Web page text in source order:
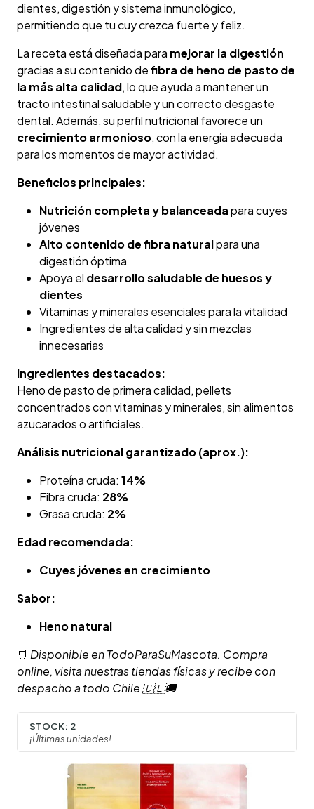
dientes, digestión y sistema inmunológico,
permitiendo que tu cuy crezca fuerte y feliz.
La receta está diseñada para mejorar la digestión
gracias a su contenido defibra de heno de pasto de
la más alta calidad, lo que ayuda a mantener un
tracto intestinal saludable y un correcto desgaste
dental. Además, su perfil nutricional favorece un
crecimiento armonioso, con la energía adecuada
para los momentos de mayor actividad.
Beneficios principales:
Nutrición completa y balanceadapara cuyes
jóvenes
Alto contenido de fibra naturalpara una
digestión óptima
Apoya el desarrollo saludable de huesos y
dientes
Vitaminas y minerales esenciales para la vitalidad
Ingredientes de alta calidad y sin mezclas
innecesarias
Ingredientes destacados:
Heno de pasto de primera calidad, pellets
concentrados con vitaminas y minerales, sin alimentos
azucarados o artificiales.
Análisis nutricional garantizado (aprox.):
Proteína cruda: 14%
Fibra cruda: 28%
Grasa cruda: 2%
Edad recomendada:
Cuyes jóvenes en crecimiento
Sabor:
Heno natural
🛒 Disponible en TodoParaSuMascota. Compra
online, visita nuestras tiendas físicas y recibe con
despacho a todo Chile 🇨🇱🚚
STOCK: 2
¡Últimas unidades!